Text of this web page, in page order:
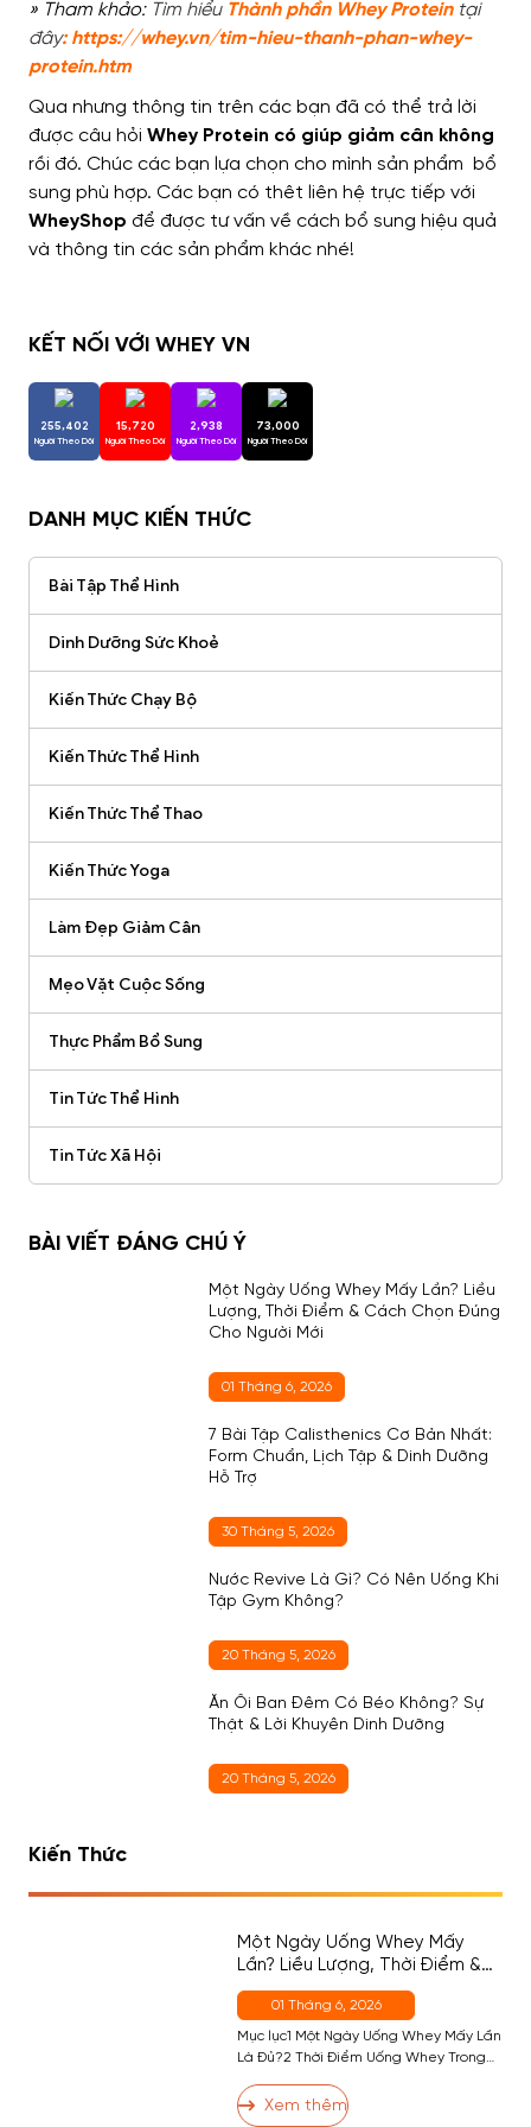
» Tham khảo: Tìm hiểu Thành phần Whey Protein tại
đây:https://whey.vn/tim-hieu-thanh-phan-whey-
protein.htm
Qua nhưng thông tin trên các bạn đã có thể trả lời
được câu hỏi Whey Protein có giúp giảm cân không
rồi đó. Chúc các bạn lựa chọn cho mình sản phẩm bổ
sung phù hợp. Các bạn có thêt liên hệ trực tiếp với
WheyShop để được tư vấn về cách bổ sung hiệu quả
và thông tin các sản phẩm khác nhé!
KẾT NỐI VỚI WHEY VN
255,402
Người Theo Dõi
15,720
Người Theo Dõi
2,938
Người Theo Dõi
73,000
Người Theo Dõi
DANH MỤC KIẾN THỨC
Bài Tập Thể Hình
Dinh Dưỡng Sức Khoẻ
Kiến Thức Chạy Bộ
Kiến Thức Thể Hình
Kiến Thức Thể Thao
Kiến Thức Yoga
Làm Đẹp Giảm Cân
Mẹo Vặt Cuộc Sống
Thực Phẩm Bổ Sung
Tin Tức Thể Hình
Tin Tức Xã Hội
BÀI VIẾT ĐÁNG CHÚ Ý
Một Ngày Uống Whey Mấy Lần? Liều
Lượng, Thời Điểm & Cách Chọn Đúng
Cho Người Mới
01 Tháng 6, 2026
7 Bài Tập Calisthenics Cơ Bản Nhất:
Form Chuẩn, Lịch Tập & Dinh Dưỡng
Hỗ Trợ
30 Tháng 5, 2026
Nước Revive Là Gì? Có Nên Uống Khi
Tập Gym Không?
20 Tháng 5, 2026
Ăn Ổi Ban Đêm Có Béo Không? Sự
Thật & Lời Khuyên Dinh Dưỡng
20 Tháng 5, 2026
Kiến Thức
Một Ngày Uống Whey Mấy
Lần? Liều Lượng, Thời Điểm &
Cách Chọn Đúng Cho Người
Mới
01 Tháng 6, 2026
Mục lục1 Một Ngày Uống Whey Mấy Lần
Là Đủ?2 Thời Điểm Uống Whey Trong
Thời Điểm 1 (Quan Trọng Nhất) — Sau
Tập2.2 Thời Điểm 2 — Buổi Sáng (Nếu
Xem thêm